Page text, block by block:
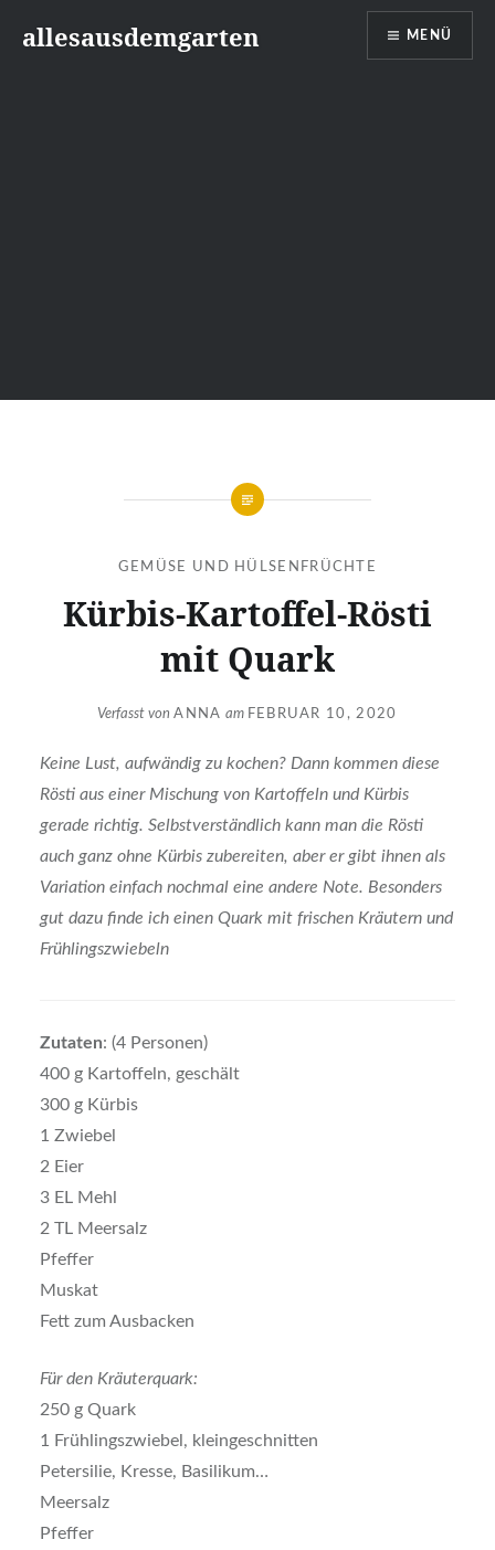
Inhaltallesausdemgarten MENÜ
GEMÜSE UND HÜLSENFRÜCHTE
Kürbis-Kartoffel-Rösti
mit Quark
Verfasst vonANNA am FEBRUAR 10, 2020
Keine Lust, aufwändig zu kochen? Dann kommen diese
Rösti aus einer Mischung von Kartoffeln und Kürbis
gerade richtig. Selbstverständlich kann man die Rösti
auch ganz ohne Kürbis zubereiten, aber er gibt ihnen als
Variation einfach nochmal eine andere Note. Besonders
gut dazu finde ich einen Quark mit frischen Kräutern und
Frühlingszwiebeln
Zutaten: (4 Personen)
400 g Kartoffeln, geschält
300 g Kürbis
1 Zwiebel
2 Eier
3 EL Mehl
2 TL Meersalz
Pfeffer
Muskat
Fett zum Ausbacken
Für den Kräuterquark:
250 g Quark
1 Frühlingszwiebel, kleingeschnitten
Petersilie, Kresse, Basilikum…
Meersalz
Pfeffer